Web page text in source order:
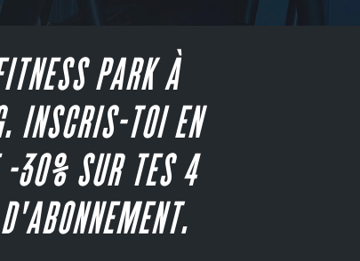
PARK À
INSCRIS-TOI EN
-30% SUR TES 4